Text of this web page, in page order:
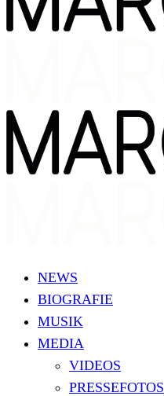
NEWS
BIOGRAFIE
MUSIK
MEDIA
VIDEOS
PRESSEFOTOS